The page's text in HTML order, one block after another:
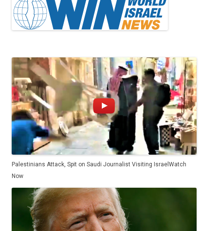
Palestinians Attack, Spit on Saudi Journalist Visiting Israel Watch
Now